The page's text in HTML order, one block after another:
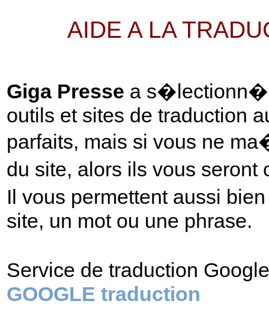
AIDE A LA
Giga Presse a s�lectionn�
outils et sites de traduction
parfaits, mais si vous ne
du site, alors ils vous
Il vous permettent aussi
site, un mot ou une phrase.
Service de traduction
GOOGLE traduction